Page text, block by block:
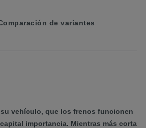
de variantes
vehículo, que los frenos funcionen
importancia. Mientras más corta